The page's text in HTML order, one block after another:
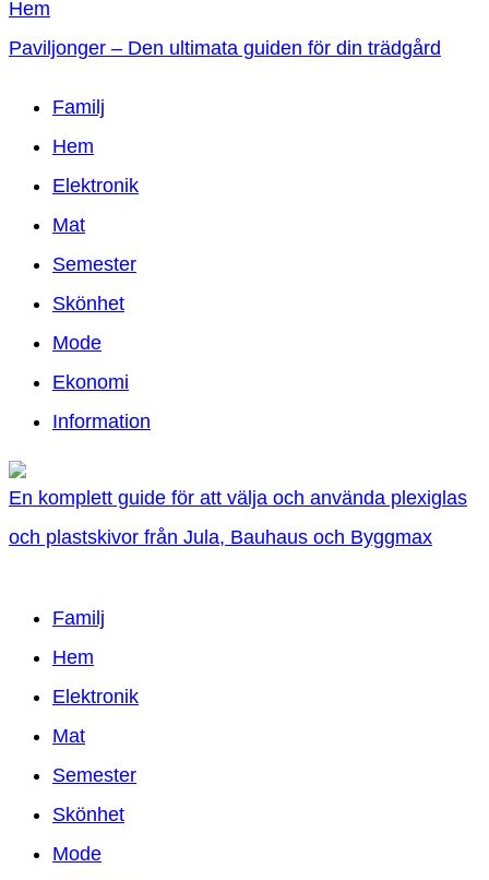
Hem
Paviljonger – Den ultimata guiden för din trädgård
Familj
Hem
Elektronik
Mat
Semester
Skönhet
Mode
Ekonomi
Information
En komplett guide för att välja och använda plexiglas
och plastskivor från Jula, Bauhaus och Byggmax
Familj
Hem
Elektronik
Mat
Semester
Skönhet
Mode